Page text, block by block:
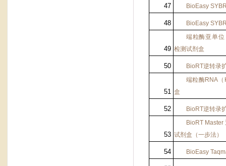
47 BioEasy
48 BioEasy
49
端粒酶亚单位
检测试剂盒
50 BioRT逆转录
51
端粒酶RNA（
盒
52 BioRT逆转录
53
BioRT Master
试剂盒（一步法）
54 BioEasy